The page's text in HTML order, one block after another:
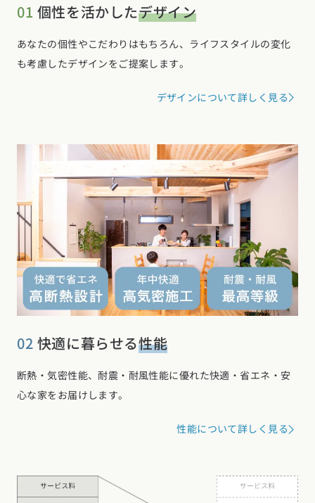
01 個性を活かしたデザイン
あなたの個性やこだわりはもちろん、ライフスタイルの変化
も考慮したデザインをご提案します。
デザインについて詳しく見る
02 快適に暮らせる性能
断熱・気密性能、耐震・耐風性能に優れた快適・省エネ・安
心な家をお届けします。
性能について詳しく見る